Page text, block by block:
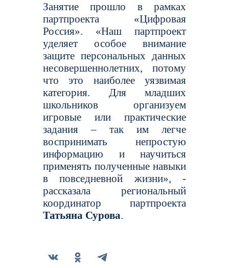
Занятие прошло в рамках
партпроекта «Цифровая
Россия». «Наш партпроект
уделяет особое внимание
защите персональных данных
несовершеннолетних, потому
что это наиболее уязвимая
категория. Для младших
школьников организуем
игровые или практические
задания – так им легче
воспринимать непростую
информацию и научиться
применять полученные навыки
в повседневной жизни», -
рассказала региональный
координатор партпроекта
Татьяна Сурова.